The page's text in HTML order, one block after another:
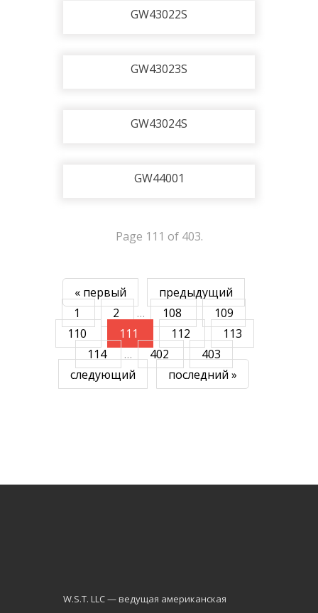
GW43022S
GW43023S
GW43024S
GW44001
Page 111 of 403.
« первый
предыдущий
1
2 … 108
109
110
111 112
113
114
… 402
403
следующий
последний »
W.S.Т. LLC — ведущая американская